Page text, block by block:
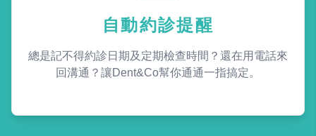
自動約診提醒
總是記不得約診日期及定期檢查時間？還在用電話來
回溝通？讓Dent&Co幫你通通一指搞定。